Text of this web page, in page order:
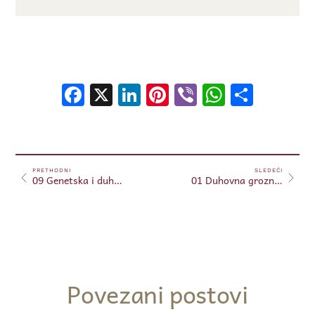
Facebook
X LinkedIn
Pinterest
Viber
PRETHODNI
09 Genetska i duhovna modifikacija – 24.05.2024
SLEDEĆI
01 Duhovna groznica – 01.06.2024
Povezani postovi